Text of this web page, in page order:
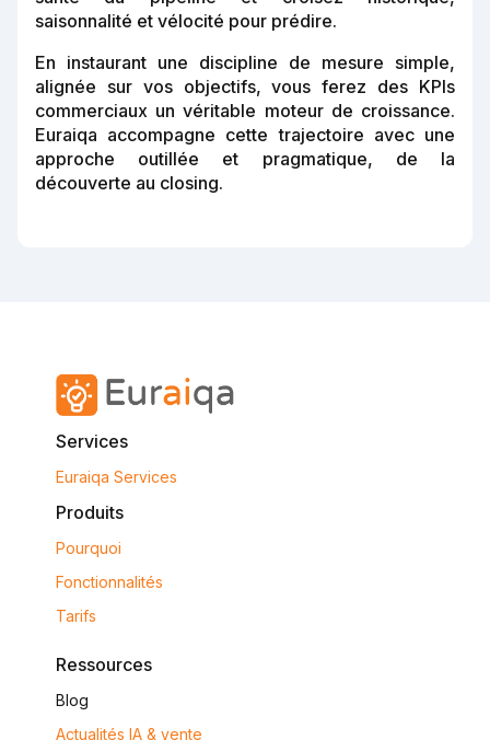
saisonnalité et vélocité pour prédire.
En instaurant une discipline de mesure simple,
alignée sur vos objectifs, vous ferez des KPIs
commerciaux un véritable moteur de croissance.
Euraiqa accompagne cette trajectoire avec une
approche outillée et pragmatique, de la
découverte au closing.
Services
Euraiqa Services
Produits
Pourquoi
Fonctionnalités
Tarifs
Ressources
Blog
Actualités IA & vente